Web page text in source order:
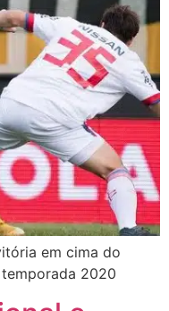
em cima do
2020